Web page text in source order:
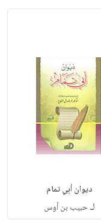
ديوان أبي تمام
لـحبيب بن أوس